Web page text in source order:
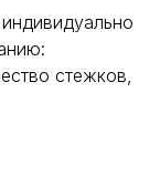
стежков,